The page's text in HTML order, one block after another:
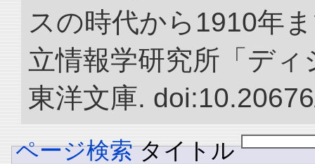
スの時代から1910年
立情報学研究所「デ
東洋文庫.
ページ検索 タイトル